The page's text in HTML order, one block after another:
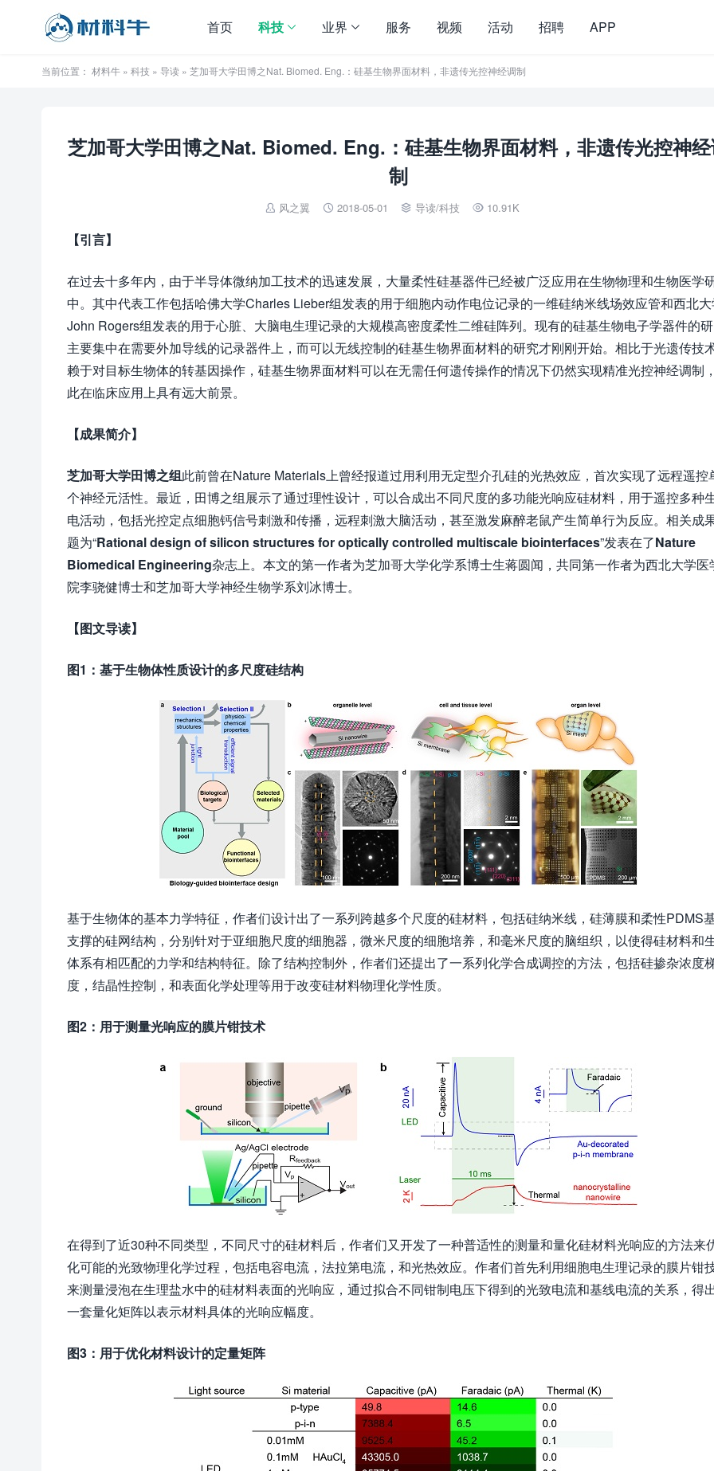
首页 科技 业界 服务 视频 活动 招聘 APP
当前位置： 材料牛 » 科技 » 导读 » 芝加哥大学田博之Nat. Biomed. Eng.：硅基生物界面材料，非遗传光控神经调制
芝加哥大学田博之Nat. Biomed. Eng.：硅基生物界面材料，非遗传光控神
制
 风之翼  2018-05-01  导读/科技  10.91K
【引言】
在过去十多年内，由于半导体微纳加工技术的迅速发展，大量柔性硅基器件已经被广泛应用在生物物理和生物医学
中。其中代表工作包括哈佛大学Charles Lieber组发表的用于细胞内动作电位记录的一维硅纳米线场效应管和西北
John Rogers组发表的用于心脏、大脑电生理记录的大规模高密度柔性二维硅阵列。现有的硅基生物电子学器件的
主要集中在需要外加导线的记录器件上，而可以无线控制的硅基生物界面材料的研究才刚刚开始。相比于光遗传技
赖于对目标生物体的转基因操作，硅基生物界面材料可以在无需任何遗传操作的情况下仍然实现精准光控神经调制
此在临床应用上具有远大前景。
【成果简介】
芝加哥大学田博之组此前曾在Nature Materials上曾经报道过用利用无定型介孔硅的光热效应，首次实现了远程遥控
个神经元活性。最近，田博之组展示了通过理性设计，可以合成出不同尺度的多功能光响应硅材料，用于遥控多种
电活动，包括光控定点细胞钙信号刺激和传播，远程刺激大脑活动，甚至激发麻醉老鼠产生简单行为反应。相关成
题为“Rational design of silicon structures for optically controlled multiscale biointerfaces”发表在了Nature
Biomedical Engineering杂志上。本文的第一作者为芝加哥大学化学系博士生蒋圆闻，共同第一作者为西北大学医
院李骁健博士和芝加哥大学神经生物学系刘冰博士。
【图文导读】
图1 ：基于生物体性质设计的多尺度硅结构
基于生物体的基本力学特征，作者们设计出了一系列跨越多个尺度的硅材料，包括硅纳米线，硅薄膜和柔性PDMS
支撑的硅网结构，分别针对于亚细胞尺度的细胞器，微米尺度的细胞培养，和毫米尺度的脑组织，以使得硅材料和
体系有相匹配的力学和结构特征。除了结构控制外，作者们还提出了一系列化学合成调控的方法，包括硅掺杂浓度
度，结晶性控制，和表面化学处理等用于改变硅材料物理化学性质。
图2 ：用于测量光响应的膜片钳技术
在得到了近30种不同类型，不同尺寸的硅材料后，作者们又开发了一种普适性的测量和量化硅材料光响应的方法来
化可能的光致物理化学过程，包括电容电流，法拉第电流，和光热效应。作者们首先利用细胞电生理记录的膜片钳
来测量浸泡在生理盐水中的硅材料表面的光响应，通过拟合不同钳制电压下得到的光致电流和基线电流的关系，得
一套量化矩阵以表示材料具体的光响应幅度。
图3 ：用于优化材料设计的定量矩阵